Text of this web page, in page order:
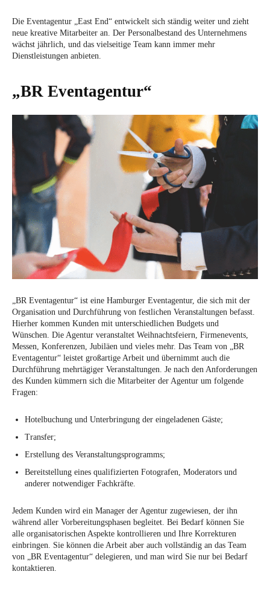
Die Eventagentur „East End“ entwickelt sich ständig weiter und zieht
neue kreative Mitarbeiter an. Der Personalbestand des Unternehmens
wächst jährlich, und das vielseitige Team kann immer mehr
Dienstleistungen anbieten.
„BR Eventagentur“
„BR Eventagentur“ ist eine Hamburger Eventagentur, die sich mit der
Organisation und Durchführung von festlichen Veranstaltungen befasst.
Hierher kommen Kunden mit unterschiedlichen Budgets und
Wünschen. Die Agentur veranstaltet Weihnachtsfeiern, Firmenevents,
Messen, Konferenzen, Jubiläen und vieles mehr. Das Team von „BR
Eventagentur“ leistet großartige Arbeit und übernimmt auch die
Durchführung mehrtägiger Veranstaltungen. Je nach den Anforderungen
des Kunden kümmern sich die Mitarbeiter der Agentur um folgende
Fragen:
Hotelbuchung und Unterbringung der eingeladenen Gäste;
Transfer;
Erstellung des Veranstaltungsprogramms;
Bereitstellung eines qualifizierten Fotografen, Moderators und
anderer notwendiger Fachkräfte.
Jedem Kunden wird ein Manager der Agentur zugewiesen, der ihn
während aller Vorbereitungsphasen begleitet. Bei Bedarf können Sie
alle organisatorischen Aspekte kontrollieren und Ihre Korrekturen
einbringen. Sie können die Arbeit aber auch vollständig an das Team
von „BR Eventagentur“ delegieren, und man wird Sie nur bei Bedarf
kontaktieren.